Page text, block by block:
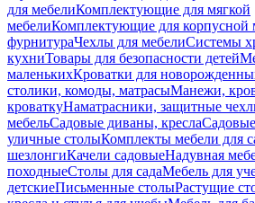
для мебелиКомплектующие для мягкой
мебелиКомплектующие для корпусной
фурнитураЧехлы для мебелиСистемы
кухниТовары для безопасности детей
маленькихКроватки для
столики, комоды, матрасыМанежи,
кроваткуНаматрасники, защитные
мебельСадовые диваны, кресла
уличные столыКомплекты мебели для
шезлонгиКачели садовыеНадувная
походныеСтолы для садаМебель для
детскиеПисьменные столыРастущие